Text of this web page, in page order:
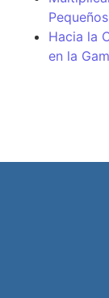
Hacia la
en la